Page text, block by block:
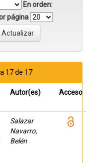
En orden:
página
17 de 17
Autor(es) Acceso
Salazar
Navarro,
Belén